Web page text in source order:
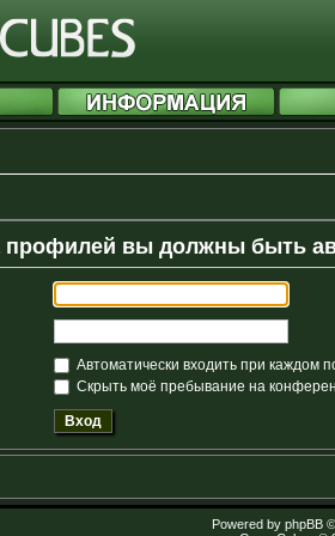
профилей вы должны быть
Автоматически входить при каждом
Скрыть моё пребывание на
Powered by phpBB